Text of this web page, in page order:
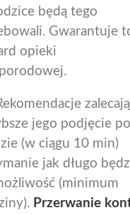
będą tego
Gwarantuje
opieki
jego podjęcie po
(w ciągu 10 min)
jak długo
(minimum
Przerwanie